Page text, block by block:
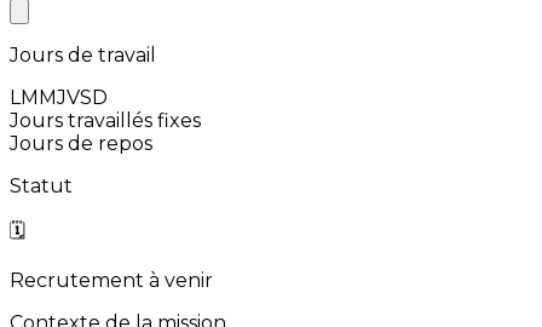
Jours de travail
LMMJVSD
Jours travaillés fixes
Jours de repos
Statut
🗓️
Recrutement à venir